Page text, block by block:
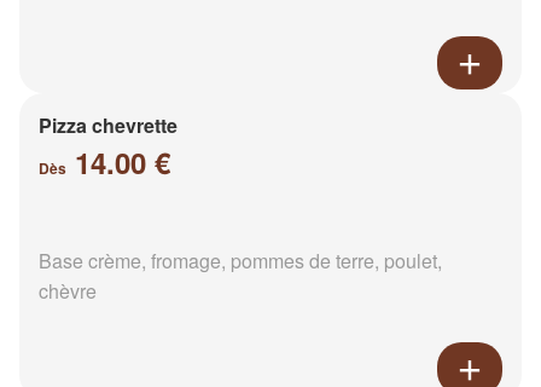
Pizza chevrette
Dès 14.00 €
Base crème, fromage, pommes de terre, poulet,
chèvre